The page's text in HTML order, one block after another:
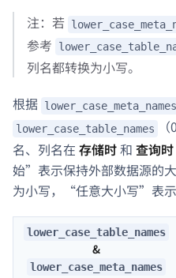
注：若
参考
列名都转换为小写。
根据 lower_case_meta_names
lower_case_table_names
名、列名在 存储时和 查询时
始”表示保持外部数据源的
为小写，“任意大小写”表示
lower_case_table_names
&
lower_case_meta_names